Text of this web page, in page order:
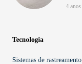
4
Tecnologia
Sistemas de rastreamento